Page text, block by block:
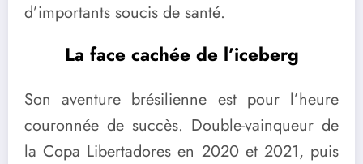
d’importants soucis de santé.
La face cachée de l’iceberg
Son aventure brésilienne est pour l’heure
couronnée de succès. Double-vainqueur de
la Copa Libertadores en 2020 et 2021, puis